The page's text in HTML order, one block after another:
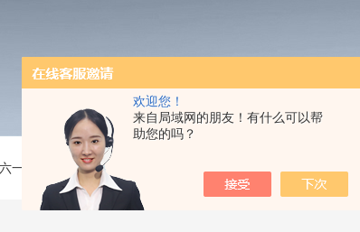
欢迎您！
来自局域网的朋友！有什么可以帮
助您的吗？
一】电泳仪>WD-9408C显微(细胞)电泳系统